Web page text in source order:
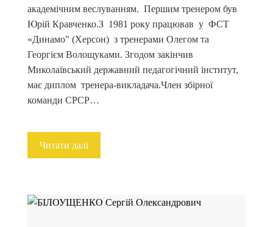
академічним веслуванням. Першим тренером був
Юрій Кравченко.З 1981 року працював у ФСТ
«Динамо" (Херсон) з тренерами Олегом та
Георгієм Волощуками. Згодом закінчив
Миколаївський державний педагогічний інститут,
має диплом тренера-викладача.Член збірної
команди СРСР…
Читати далі